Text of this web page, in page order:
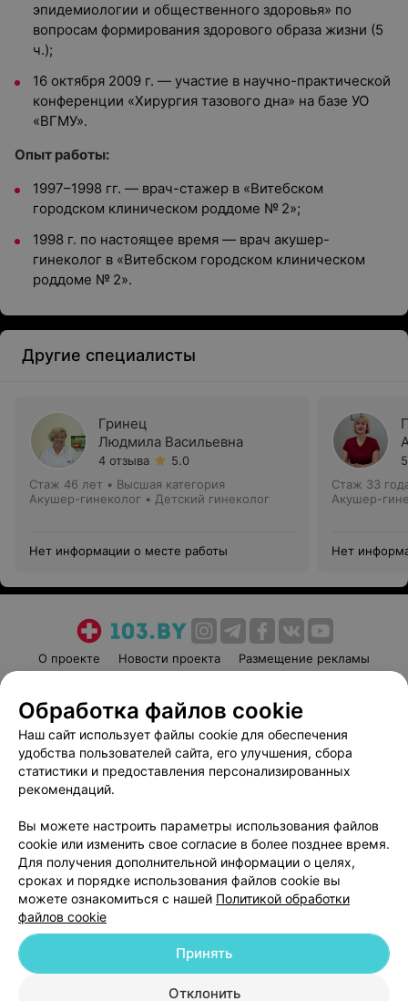
эпидемиологии и общественного здоровья» по
вопросам формирования здорового образа жизни (5
ч.);
16 октября 2009 г. — участие в научно-практической
конференции «Хирургия тазового дна» на базе УО
«ВГМУ».
Опыт работы:
1997–1998 гг. — врач-стажер в «Витебском
городском клиническом роддоме № 2»;
1998 г. по настоящее время — врач акушер-
гинеколог в «Витебском городском клиническом
роддоме № 2».
Другие специалисты
Гринец
Людмила Васильевна
4 отзыва
5.0
Стаж 46 лет • Высшая категория
Акушер-гинеколог • Детский гинеколог
Нет информации о месте работы
Стаж 33
Акушер-
Нет
О проекте Новости проекта
Размещение рекламы
Пользовательское соглашение
Способы оплаты
Вакансии
Партнеры
Написать руководителю 103.by
Обработка персональных данных
© 2026 ООО «Артокс Лаб», УНП 191700409
| 220012, Республика Беларусь,
Обработка файлов cookie
Наш сайт использует файлы cookie для обеспечения
удобства пользователей сайта, его улучшения, сбора
статистики и предоставления персонализированных
рекомендаций.
Вы можете настроить параметры использования файлов
cookie или изменить свое согласие в более позднее время.
Для получения дополнительной информации о целях,
сроках и порядке использования файлов cookie вы
можете ознакомиться с нашей Политикой обработки
файлов cookie
Отклонить
Принять